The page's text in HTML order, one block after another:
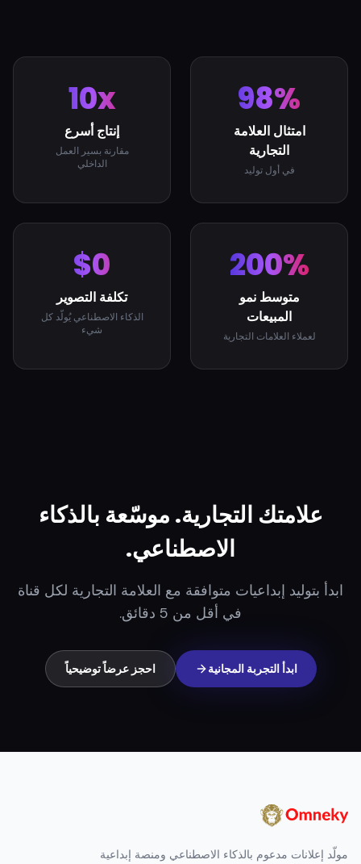
98%
امتثال العلامة
التجارية
في أول توليد
10x
إنتاج أسرع
مقارنة بسير العمل
الداخلي
200%
متوسط نمو
المبيعات
لعملاء العلامات التجارية
$0
تكلفة التصوير
الذكاء الاصطناعي يُولّد كل
شيء
علامتك التجارية. موسّعة بالذكاء
الاصطناعي.
ابدأ بتوليد إبداعيات متوافقة مع العلامة التجارية لكل قناة
في أقل من 5 دقائق.
ابدأ التجربة المجانية احجز عرضاً توضيحياً
مولّد إعلانات مدعوم بالذكاء الاصطناعي ومنصة إبداعية